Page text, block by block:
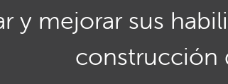
y mejorar sus
construcción